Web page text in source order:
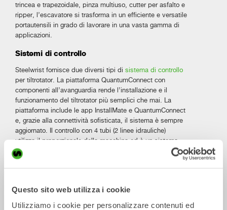
Questo sito web utilizza i cookie
Utilizziamo i cookie per personalizzare contenuti ed
trincea e trapezoidale, pinza multiuso, cutter per asfalto e
ripper, l’escavatore si trasforma in un efficiente e versatile
portautensili in grado di lavorare in una vasta gamma di
applicazioni.
Sistemi di controllo
Steelwrist fornisce due diversi tipi di sistema di controllo
per tiltrotator. La piattaforma QuantumConnect con
componenti all’avanguardia rende l’installazione e il
funzionamento del tiltrotator più semplici che mai. La
piattaforma include le app InstallMate e QuantumConnect
e, grazie alla connettività sofisticata, il sistema è sempre
aggiornato. Il controllo con 4 tubi (2 linee idrauliche)
utilizza il proporzionale della macchina ed è un sistema
basico.
Specifiche tecniche Open-S